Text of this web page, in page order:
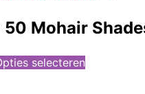
50 Mohair
selecteren